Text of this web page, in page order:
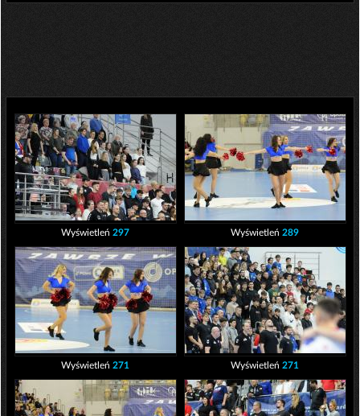
Wyświetleń 297 Wyświetleń 289
Wyświetleń 271 Wyświetleń 271